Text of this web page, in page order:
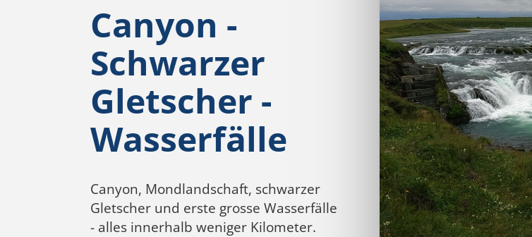
Canyon -
Schwarzer
Gletscher -
Wasserfälle
Canyon, Mondlandschaft, schwarzer
Gletscher und erste grosse Wasserfälle
- alles innerhalb weniger Kilometer.